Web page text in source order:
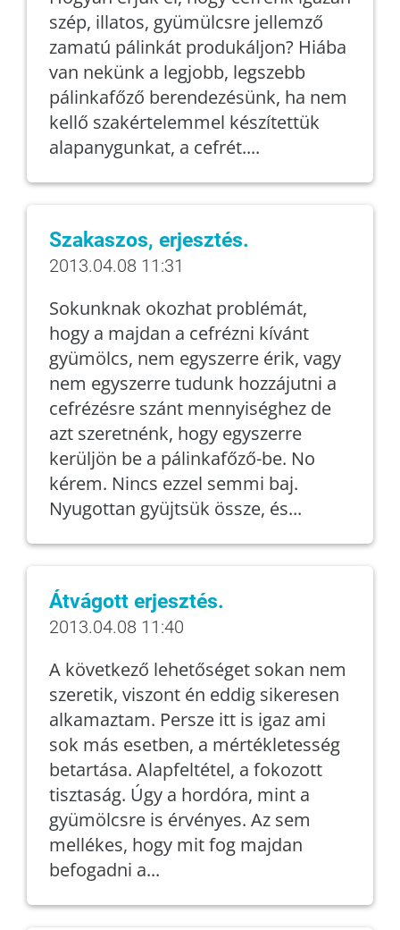
szép, illatos, gyümülcsre jellemző
zamatú pálinkát produkáljon? Hiába
van nekünk a legjobb, legszebb
pálinkafőző berendezésünk, ha nem
kellő szakértelemmel készítettük
alapanygunkat, a cefrét....
Szakaszos, erjesztés.
2013.04.08 11:31
Sokunknak okozhat problémát,
hogy a majdan a cefrézni kívánt
gyümölcs, nem egyszerre érik, vagy
nem egyszerre tudunk hozzájutni a
cefrézésre szánt mennyiséghez de
azt szeretnénk, hogy egyszerre
kerüljön be a pálinkafőző-be. No
kérem. Nincs ezzel semmi baj.
Nyugottan gyüjtsük össze, és...
Átvágott erjesztés.
2013.04.08 11:40
A következő lehetőséget sokan nem
szeretik, viszont én eddig sikeresen
alkamaztam. Persze itt is igaz ami
sok más esetben, a mértékletesség
betartása. Alapfeltétel, a fokozott
tisztaság. Úgy a hordóra, mint a
gyümölcsre is érvényes. Az sem
mellékes, hogy mit fog majdan
befogadni a...